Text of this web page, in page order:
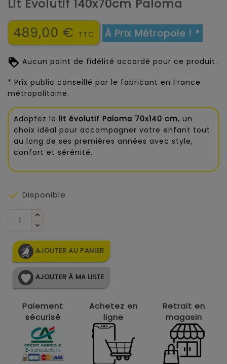
Lit Évolutif 140x70cm Paloma
489,00 € TTC À Prix Métropole ! *
Aucun point de fidélité accordé pour ce produit.
* Prix public conseillé par le fabricant en France
métropolitaine.
Adoptez le lit évolutif Paloma 70x140 cm, un
choix idéal pour accompagner votre enfant tout
au long de ses premières années avec style,
confort et sérénité.
 Disponible
AJOUTER AU PANIER
AJOUTER À MA LISTE
Paiement
sécurisé
Achetez en
ligne
Retrait en
magasin